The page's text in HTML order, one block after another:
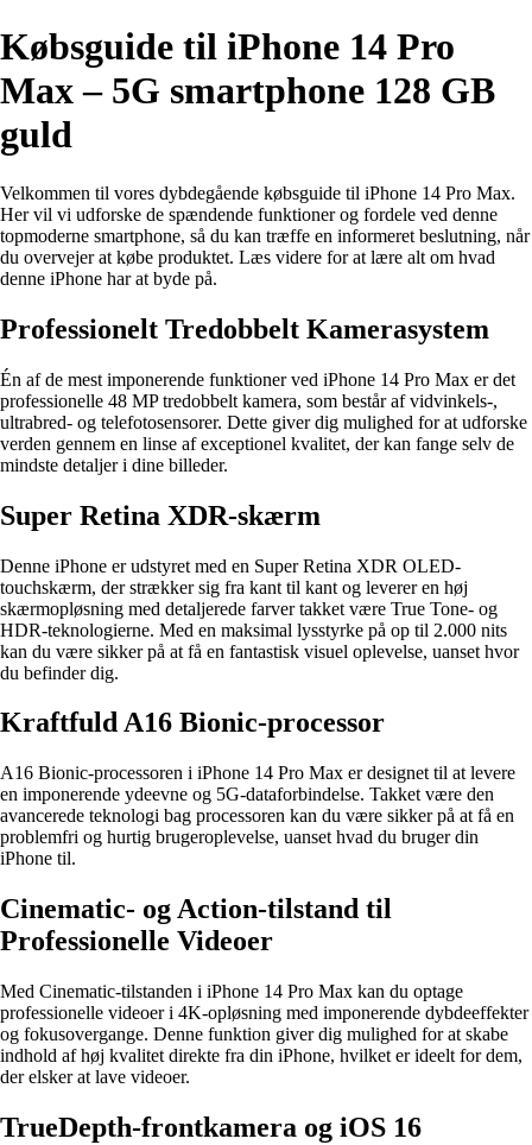
Købsguide til iPhone 14 Pro
Max – 5G smartphone 128 GB
guld
Velkommen til vores dybdegående købsguide til iPhone 14 Pro Max.
Her vil vi udforske de spændende funktioner og fordele ved denne
topmoderne smartphone, så du kan træffe en informeret beslutning, når
du overvejer at købe produktet. Læs videre for at lære alt om hvad
denne iPhone har at byde på.
Professionelt Tredobbelt Kamerasystem
Én af de mest imponerende funktioner ved iPhone 14 Pro Max er det
professionelle 48 MP tredobbelt kamera, som består af vidvinkels-,
ultrabred- og telefotosensorer. Dette giver dig mulighed for at udforske
verden gennem en linse af exceptionel kvalitet, der kan fange selv de
mindste detaljer i dine billeder.
Super Retina XDR-skærm
Denne iPhone er udstyret med en Super Retina XDR OLED-
touchskærm, der strækker sig fra kant til kant og leverer en høj
skærmopløsning med detaljerede farver takket være True Tone- og
HDR-teknologierne. Med en maksimal lysstyrke på op til 2.000 nits
kan du være sikker på at få en fantastisk visuel oplevelse, uanset hvor
du befinder dig.
Kraftfuld A16 Bionic-processor
A16 Bionic-processoren i iPhone 14 Pro Max er designet til at levere
en imponerende ydeevne og 5G-dataforbindelse. Takket være den
avancerede teknologi bag processoren kan du være sikker på at få en
problemfri og hurtig brugeroplevelse, uanset hvad du bruger din
iPhone til.
Cinematic- og Action-tilstand til
Professionelle Videoer
Med Cinematic-tilstanden i iPhone 14 Pro Max kan du optage
professionelle videoer i 4K-opløsning med imponerende dybdeeffekter
og fokusovergange. Denne funktion giver dig mulighed for at skabe
indhold af høj kvalitet direkte fra din iPhone, hvilket er ideelt for dem,
der elsker at lave videoer.
TrueDepth-frontkamera og iOS 16